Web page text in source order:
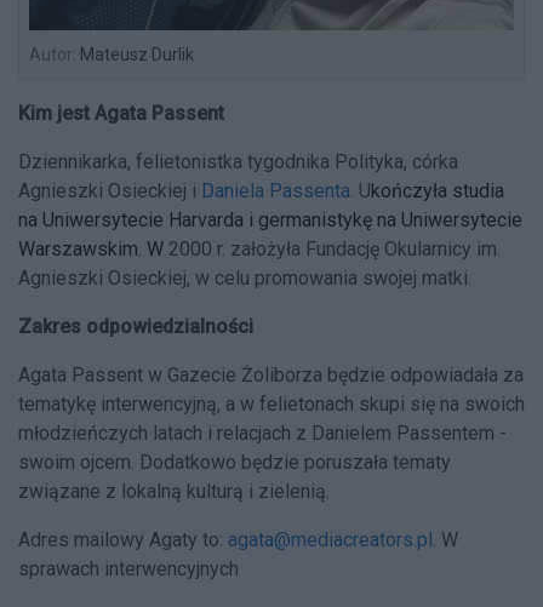
Autor: Mateusz Durlik
Kim jest Agata Passent
Dziennikarka, felietonistka tygodnika Polityka, córka
Agnieszki Osieckiej i Daniela Passenta. Ukończyła studia
na Uniwersytecie Harvarda i germanistykę na Uniwersytecie
Warszawskim. W 2000 r. założyła Fundację Okularnicy im.
Agnieszki Osieckiej, w celu promowania swojej matki.
Zakres odpowiedzialności
Agata Passent w Gazecie Żoliborza będzie odpowiadała za
tematykę interwencyjną, a w felietonach skupi się na swoich
młodzieńczych latach i relacjach z Danielem Passentem -
swoim ojcem. Dodatkowo będzie poruszała tematy
związane z lokalną kulturą i zielenią.
Adres mailowy Agaty to: agata@mediacreators.pl . W
sprawach interwencyjnych